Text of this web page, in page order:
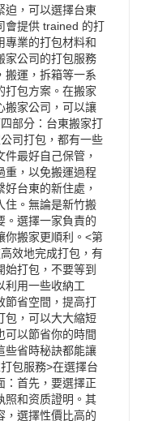
迫，可以選擇台東
會提供 trained 的打
專業的打包材料和
家公司的打包服務
搬運，拆箱等一系
打包方案。在搬家
搬家公司，可以讓
部分：台東搬家打
司打包，都有一些
最好自己保管，
重，以免搬運過程
台東的新住處，
住。無論是新竹搬
。選擇一家負責的
你搬家更順利。<第
效地完成打包，有
打包，不要等到
利用一些收納工
節省空間，提高打
包，可以大大縮短
可以節省你的時間
些省時秘訣都能讓
包服務>在選擇台
：首先，要選擇正
照和资质證明。其
，選擇性價比高的